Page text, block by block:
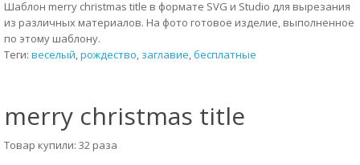
Шаблон merry christmas title в формате SVG и Studio для вырезания
из различных материалов. На фото готовое изделие, выполненное
по этому шаблону.
Теги: веселый,рождество, заглавие,бесплатные
merry christmas title
Товар купили: 32 раза